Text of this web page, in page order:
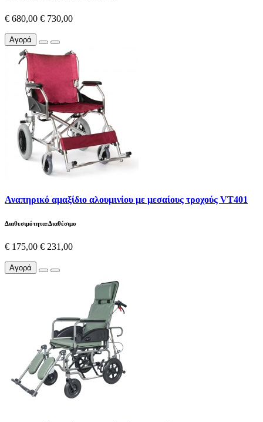
€ 680,00 € 730,00
Αγορά
Αναπηρικό αμαξίδιο αλουμινίου με μεσαίους τροχούς VT401
Διαθεσιμότητα:Διαθέσιμο
€ 175,00 € 231,00
Αγορά